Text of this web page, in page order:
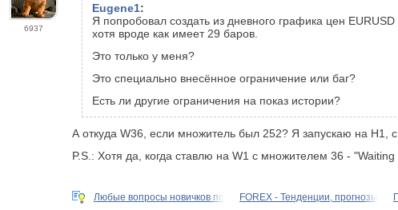
6937
Eugene1:
Я попробовал создать из дневного графика цен
хотя вроде как имеет 29 баров.
Это только у меня?
Это специально внесённое ограничение или баг?
Есть ли другие ограничения на показ истории?
А откуда W36, если множитель был 252? Я запускаю на Н1,
P.S.: Хотя да, когда ставлю на W1 с множителем 36 -
Любые вопросы новичков по FOREX - Тенденции, прогнозы